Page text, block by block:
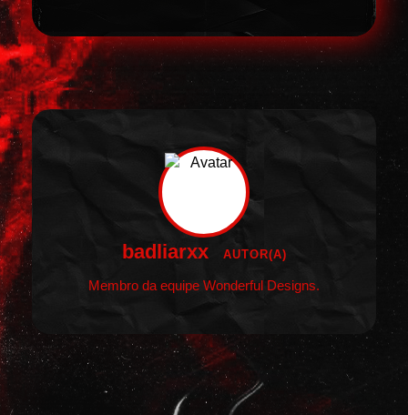
badliarxx AUTOR(A)
Membro da equipe Wonderful Designs.